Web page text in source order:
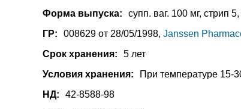
Форма выпуска:
супп. ваг. 100 мг, стрип
ГР:
008629 от 28/05/1998, Janssen
Срок хранения:
5 лет
Условия хранения:
При температуре 15-
НД:
42-8588-98